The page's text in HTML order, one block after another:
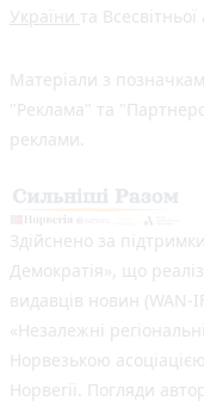
України та Всесвітньої
Матеріали з
"Реклама" та
реклами.
Здійснено за
Демократія», що
видавців новин (WAN-
«Незалежні
Норвезькою
Норвегії. Погляди